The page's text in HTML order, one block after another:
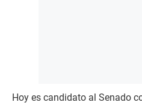
Hoy es candidato al Senado